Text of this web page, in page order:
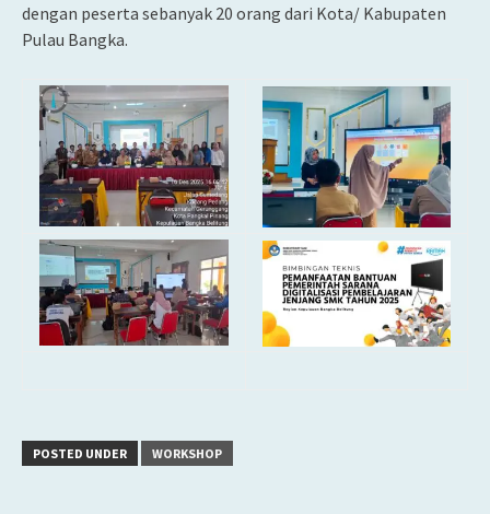
dengan peserta sebanyak 20 orang dari Kota/ Kabupaten
Pulau Bangka.
POSTED UNDER WORKSHOP